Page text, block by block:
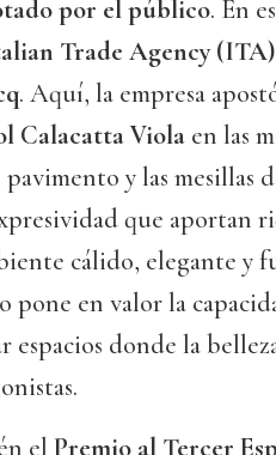
por el público. En
Trade Agency (ITA)
. Aquí, la empresa
Calacatta Viola en las
pavimento y las mesillas
que aportan
cálido, elegante y
pone en valor la
espacios donde la
el Premio al Tercer